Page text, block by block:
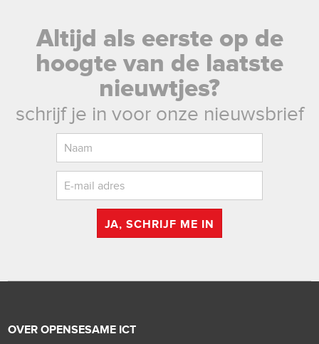
Altijd als eerste op de
hoogte van de laatste
nieuwtjes?
schrijf je in voor onze nieuwsbrief
JA, SCHRIJF ME IN
OVER OPENSESAME ICT